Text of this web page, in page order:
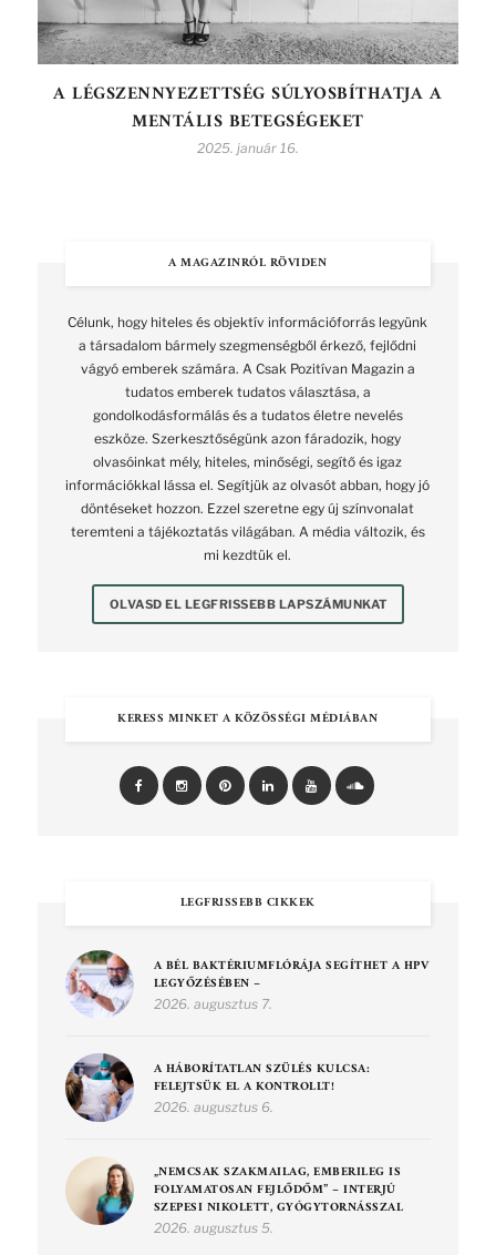
A LÉGSZENNYEZETTSÉG SÚLYOSBÍTHATJA A
MENTÁLIS BETEGSÉGEKET
2025. január 16.
A MAGAZINRÓL RÖVIDEN
Célunk, hogy hiteles és objektív információforrás legyünk
a társadalom bármely szegmenségből érkező, fejlődni
vágyó emberek számára. A Csak Pozitívan Magazin a
tudatos emberek tudatos választása, a
gondolkodásformálás és a tudatos életre nevelés
eszköze. Szerkesztőségünk azon fáradozik, hogy
olvasóinkat mély, hiteles, minőségi, segítő és igaz
információkkal lássa el. Segítjük az olvasót abban, hogy jó
döntéseket hozzon. Ezzel szeretne egy új színvonalat
teremteni a tájékoztatás világában. A média változik, és
mi kezdtük el.
OLVASD EL LEGFRISSEBB LAPSZÁMUNKAT
KERESS MINKET A KÖZÖSSÉGI MÉDIÁBAN
LEGFRISSEBB CIKKEK
A BÉL BAKTÉRIUMFLÓRÁJA SEGÍTHET A HPV
LEGYŐZÉSÉBEN –
2026. augusztus 7.
A HÁBORÍTATLAN SZÜLÉS KULCSA:
FELEJTSÜK EL A KONTROLLT!
2026. augusztus 6.
„NEMCSAK SZAKMAILAG, EMBERILEG IS
FOLYAMATOSAN FEJLŐDŐM” – INTERJÚ
SZEPESI NIKOLETT, GYÓGYTORNÁSSZAL
2026. augusztus 5.